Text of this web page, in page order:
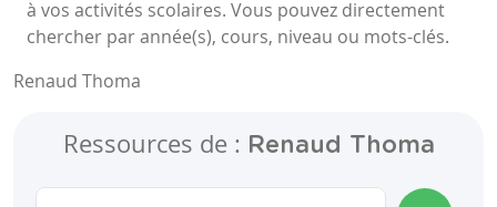
à vos activités scolaires. Vous pouvez directement
chercher par année(s), cours, niveau ou mots-clés.
Renaud Thoma
Ressources de : Renaud Thoma